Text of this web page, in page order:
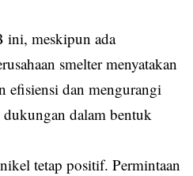
ini, meskipun ada
smelter menyatakan
efisiensi dan mengurangi
dukungan dalam bentuk
tetap positif. Permintaan